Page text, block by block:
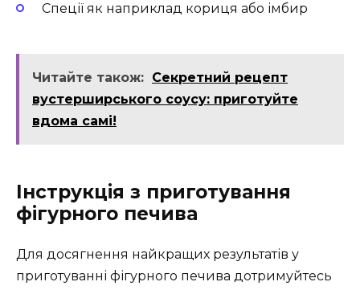
Спеції як наприклад кориця або імбир
Читайте також: Секретний рецепт
вустерширського соусу: приготуйте
вдома самі!
Інструкція з приготування
фігурного печива
Для досягнення найкращих результатів у
приготуванні фігурного печива дотримуйтесь